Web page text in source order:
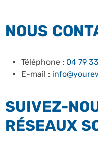
NOUS
Téléphone : 04 79
E-mail :
SUIVEZ-
RÉSEAUX